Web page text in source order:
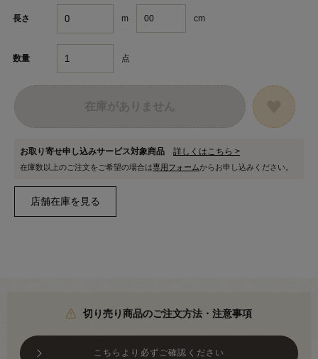
長さ m cm
数量 点
お取り寄せ申し込みサービス対象商品 詳しくはこちら >
在庫数以上のご注文をご希望の場合は専用フォームからお申し込みください。
切り売り商品のご注文方法・注意事項
こちらより必ずご確認ください